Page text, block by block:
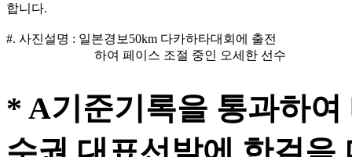
합니다.
#. 사진설명 : 일본경보50km 다카하타대회에 출전
하여 페이스 조절 중인 오세한 선수
* A기준기록을 통과하